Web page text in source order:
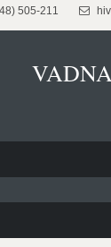
505-211